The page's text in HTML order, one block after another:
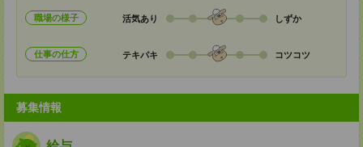
職場の様子 活気あり しずか
仕事の仕方 テキパキ コツコツ
募集情報